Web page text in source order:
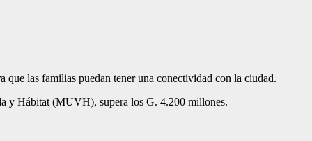
que las familias puedan tener una conectividad con la ciudad.
y Hábitat (MUVH), supera los G. 4.200 millones.